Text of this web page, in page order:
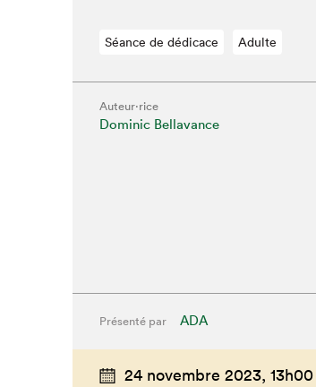
Séance de dédicace Adulte
Auteur·rice
Dominic Bellavance
Présenté par ADA
24 novembre 2023, 13h00